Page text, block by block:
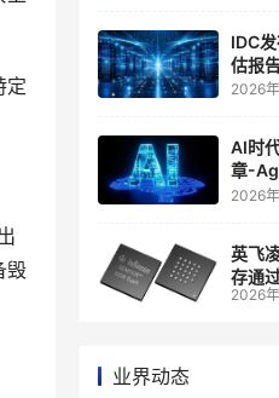
定
毁
IDC
估报
选“领
2026
AI时
章-
Infra
2026
英飞
存通
2026
业界动态